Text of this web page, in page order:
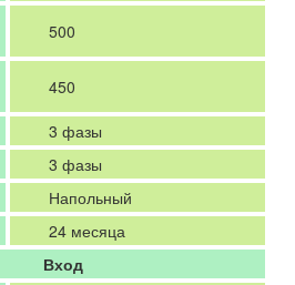
500
450
3 фазы
3 фазы
Напольный
24 месяца
Вход